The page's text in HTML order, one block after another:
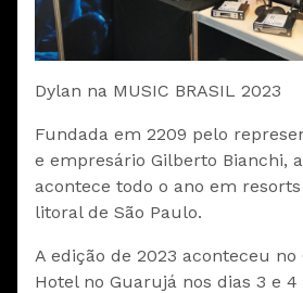
Dylan na MUSIC BRASIL 2023
Fundada em 2209 pelo
e empresário Gilberto Bianchi, a
acontece todo o ano em
litoral de São Paulo.
A edição de 2023 aconteceu no
Hotel no Guarujá nos dias 3 e